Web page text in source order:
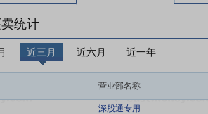
统计
近三月 近六月 近一年
营业部名称
深股通专用